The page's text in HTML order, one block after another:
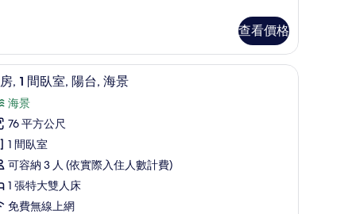
查看價格
簾 套房, 1 間臥室, 陽台, 海景 | 迷你吧、書桌、
16, 1 間臥室, 陽台, 海景
海景
76 平方公尺
1 間臥室
可容納 3 人 (依實際入住人數計費)
1 張特大雙人床
免費無線上網